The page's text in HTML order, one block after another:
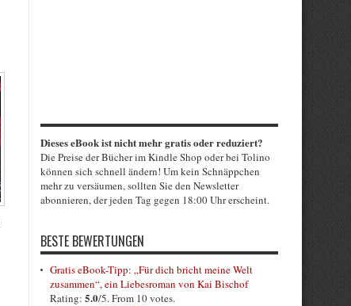
Dieses eBook ist nicht mehr gratis oder reduziert?
Die Preise der Bücher im Kindle Shop oder bei Tolino
können sich schnell ändern! Um kein Schnäppchen
mehr zu versäumen, sollten Sie den Newsletter
abonnieren, der jeden Tag gegen 18:00 Uhr erscheint.
BESTE BEWERTUNGEN
Gratis eBook-Tipp: „Für dich bricht meine Welt
zusammen“, ein Liebesroman von Kai Bischof
Rating: 5.0/5. From 10 votes.